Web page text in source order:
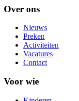
Over ons
Nieuws
Preken
Activiteiten
Vacatures
Contact
Voor wie